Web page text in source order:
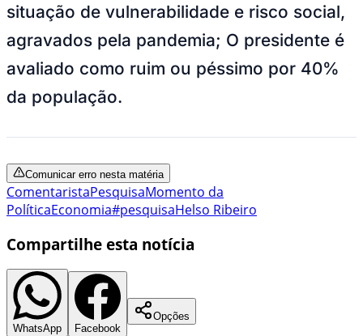
situação de vulnerabilidade e risco social,
agravados pela pandemia; O presidente é
avaliado como ruim ou péssimo por 40%
da população.
Comunicar erro nesta matéria
ComentaristaPesquisaMomento da
PolíticaEconomia#pesquisaHelso Ribeiro
Compartilhe esta notícia
WhatsApp Facebook
Opções